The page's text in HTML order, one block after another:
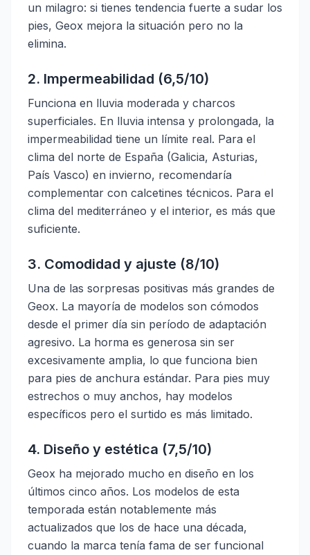
un milagro: si tienes tendencia fuerte a sudar los
pies, Geox mejora la situación pero no la
elimina.
2. Impermeabilidad (6,5/10)
Funciona en lluvia moderada y charcos
superficiales. En lluvia intensa y prolongada, la
impermeabilidad tiene un límite real. Para el
clima del norte de España (Galicia, Asturias,
País Vasco) en invierno, recomendaría
complementar con calcetines técnicos. Para el
clima del mediterráneo y el interior, es más que
suficiente.
3. Comodidad y ajuste (8/10)
Una de las sorpresas positivas más grandes de
Geox. La mayoría de modelos son cómodos
desde el primer día sin período de adaptación
agresivo. La horma es generosa sin ser
excesivamente amplia, lo que funciona bien
para pies de anchura estándar. Para pies muy
estrechos o muy anchos, hay modelos
específicos pero el surtido es más limitado.
4. Diseño y estética (7,5/10)
Geox ha mejorado mucho en diseño en los
últimos cinco años. Los modelos de esta
temporada están notablemente más
actualizados que los de hace una década,
cuando la marca tenía fama de ser funcional